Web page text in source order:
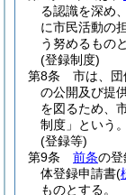
る認識を深め
に市民活動の
う努めるもの
(登録制度)
第8条
市は、
の公開及び提
を図るため、
制度」という
(登録等)
第9条
前条の登
体登録申請書(
ものとする。